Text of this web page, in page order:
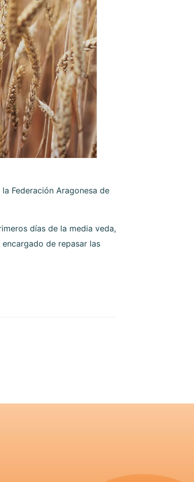
Federación Aragonesa de
días de la media veda,
de repasar las